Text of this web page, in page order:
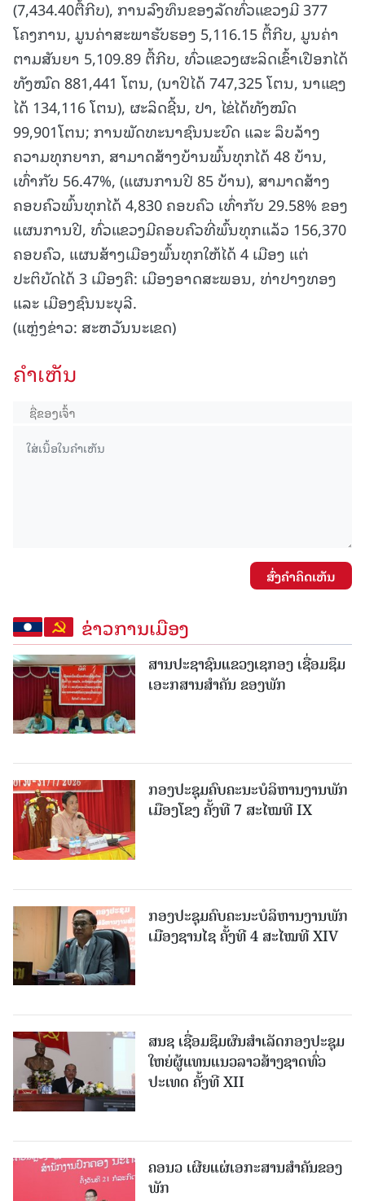
(7,434.40ຕື້ກີບ), ການລົງທຶນຂອງລັດທົ່ວແຂວງມີ 377
ໂຄງການ, ມູນຄ່າສະພາຮັບຮອງ 5,116.15 ຕື້ກີບ, ມູນຄ່າ
ຕາມສັນຍາ 5,109.89 ຕື້ກີບ, ທົ່ວແຂວງຜະລິດເຂົ້າເປືອກໄດ້
ທັງໝົດ 881,441 ໂຕນ, (ນາປີໄດ້ 747,325 ໂຕນ, ນາແຊງ
ໄດ້ 134,116 ໂຕນ), ຜະລິດຊີ້ນ, ປາ, ໄຂ່ໄດ້ທັງໝົດ
99,901ໂຕນ; ການພັດທະນາຊົນນະບົດ ແລະ ລຶບລ້າງ
ຄວາມທຸກຍາກ, ສາມາດສ້າງບ້ານພົ້ນທຸກໄດ້ 48 ບ້ານ,
ເທົ່າກັບ 56.47%, (ແຜນການປີ 85 ບ້ານ), ສາມາດສ້າງ
ຄອບຄົວພົ້ນທຸກໄດ້ 4,830 ຄອບຄົວ ເທົ່າກັບ 29.58% ຂອງ
ແຜນການປີ, ທົ່ວແຂວງມີຄອບຄົວທີ່ພົ້ນທຸກແລ້ວ 156,370
ຄອບຄົວ, ແຜນສ້າງເມືອງພົ້ນທຸກໃຫ້ໄດ້ 4 ເມືອງ ແຕ່
ປະຕິບັດໄດ້ 3 ເມືອງຄື: ເມືອງອາດສະພອນ, ທ່າປາງທອງ
ແລະ ເມືອງຊົນນະບຸລີ.
(ແຫຼ່ງຂ່າວ: ສະຫວັນນະເຂດ)
ຄໍາເຫັນ
ສົ່ງຄໍາຄິດເຫັນ
ຂ່າວການເມືອງ
ສານປະຊາຊົນແຂວງເຊກອງ ເຊື່ອມຊຶມ
ເອະກສານສໍາຄັນ ຂອງພັກ
ກອງປະຊຸມຄົບຄະນະບໍລິຫານງານພັກ
ເມືອງໂຂງ ຄັ້ງທີ 7 ສະໄໝທີ IX
ກອງປະຊຸມຄົບຄະນະບໍລິຫານງານພັກ
ເມືອງຊານ​ໄຊ ຄັ້ງທີ 4 ສະໄໝທີ XIV
ສນຊ ເຊື່ອມຊຶມຜົນສໍາເລັດກອງປະຊຸມ
ໃຫຍ່ຜູ້ແທນແນວລາວສ້າງຊາດທົ່ວ
ປະເທດ ຄັ້ງທີ XII
ຄອນວ ເຜີຍແຜ່ເອກະສານສໍາຄັນຂອງ
ພັກ